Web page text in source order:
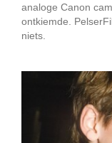
analoge Canon
ontkiemde.
niets.